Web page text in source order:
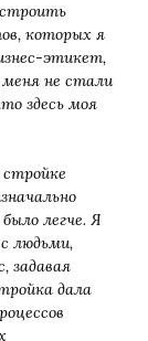
которых я
этикет,
меня не стали
здесь моя
легче. Я
людьми,
задавая
дала